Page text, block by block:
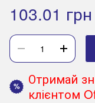
103.01 грн
%
Отримай
клієнтом